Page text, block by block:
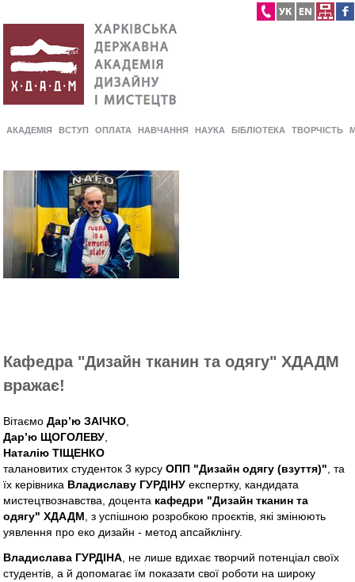
АКАДЕМІЯ ВСТУП ОПЛАТА НАВЧАННЯ НАУКА БІБЛІОТЕКА ТВОРЧІСТЬ
Кафедра "Дизайн тканин та одягу" ХДАДМ
вражає!
ВітаємоДарʼю ЗАІЧКО,
Дарʼю ЩОГОЛЕВУ,
Наталію ТІЩЕНКО
талановитих студенток 3 курсуОПП "Дизайн одягу (взуття)", та
їх керівника Владиславу ГУРДІНУ експертку, кандидата
мистецтвознавства, доцента кафедри "Дизайн тканин та
одягу" ХДАДМ, з успішною розробкою проєктів, які змінюють
уявлення про еко дизайн - метод апсайклінгу.
Владислава ГУРДІНА, не лише вдихає творчий потенціал своїх
студентів, а й допомагає їм показати свої роботи на широку